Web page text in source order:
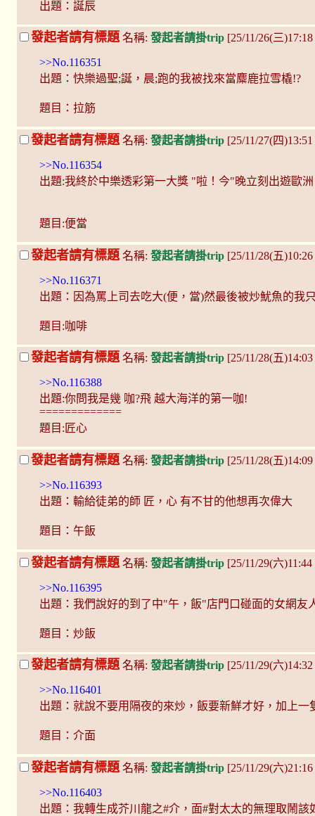
出題：誕辰
發起者請有標題名稱: 發起者請掛trip [25/11/26(三
>>No.116351
出題：快樂過聖;誕，晨;跑的我被找來當麋鹿拉雪橇!?
題目：拉筋
發起者請有標題 名稱: 發起者請掛trip [25/11/27(四
>>No.116354
出題:我終於中樂透彩第一大獎 "啦！今"晚立刻出遊歐洲
題目:便當
發起者請有標題 名稱: 發起者請掛trip [25/11/28(五
>>No.116371
出題：因為罵上司去吃大(便，當)然最後被炒魷魚的我
題目:咖啡
發起者請有標題名稱: 發起者請掛trip [25/11/28(五
>>No.116388
出題:你問我是幾 咖?飛 越大海洋的第一咖!
=============
題目:匠心
發起者請有標題 名稱: 發起者請掛trip [25/11/28(五
>>No.116393
出題：輸給徒弟的師 匠，心 有不甘的他想再次偉大
題目：午飯
發起者請有標題 名稱: 發起者請掛trip [25/11/29(六
>>No.116395
出題：我們說好的到了中"午，飯"店門口碰面的女網友
題目：炒飯
發起者請有標題名稱: 發起者請掛trip [25/11/29(六
>>No.116401
出題：就說不要用隔夜的來炒，飯要新鮮才好，加上一
題目：介面
發起者請有標題 名稱: 發起者請掛trip [25/11/29(六
>>No.116403
出題：我轉生成芥川龍之#介，面#對太太的無理取鬧該